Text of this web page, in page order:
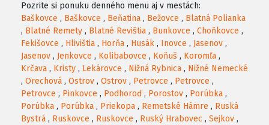
Pozrite si ponuku denného menu aj v mestách:
Baškovce , Baškovce , Beňatina , Bežovce , Blatná Polianka
, Blatné Remety , Blatné Revištia , Bunkovce , Choňkovce ,
Fekišovce , Hlivištia , Horňa , Husák , Inovce , Jasenov ,
Jasenov , Jenkovce , Kolibabovce , Koňuš , Koromľa ,
Krčava , Kristy , Lekárovce , Nižná Rybnica , Nižné Nemecké
, Orechová , Ostrov , Ostrov , Petrovce , Petrovce ,
Petrovce , Pinkovce , Podhoroď, Porostov , Porúbka ,
Porúbka , Porúbka , Priekopa , Remetské Hámre , Ruská
Bystrá , Ruskovce , Ruskovce , Ruský Hrabovec , Sejkov ,